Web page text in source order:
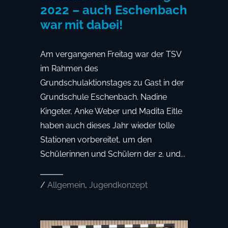
2022 – auch Eschenbach
war mit dabei!
Am vergangenen Freitag war der TSV
im Rahmen des
Grundschulaktionstages zu Gast in der
Grundschule Eschenbach. Nadine
Kingeter, Anke Weber und Madita Eitle
haben auch dieses Jahr wieder tolle
Stationen vorbereitet, um den
Schülerinnen und Schülern der 2. und...
/ Allgemein, Jugendkonzept